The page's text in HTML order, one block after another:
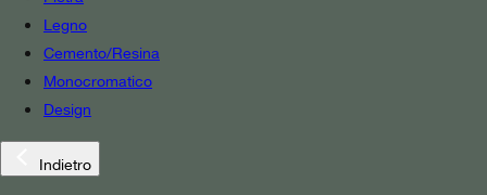
Legno
Cemento/Resina
Monocromatico
Design
Indietro